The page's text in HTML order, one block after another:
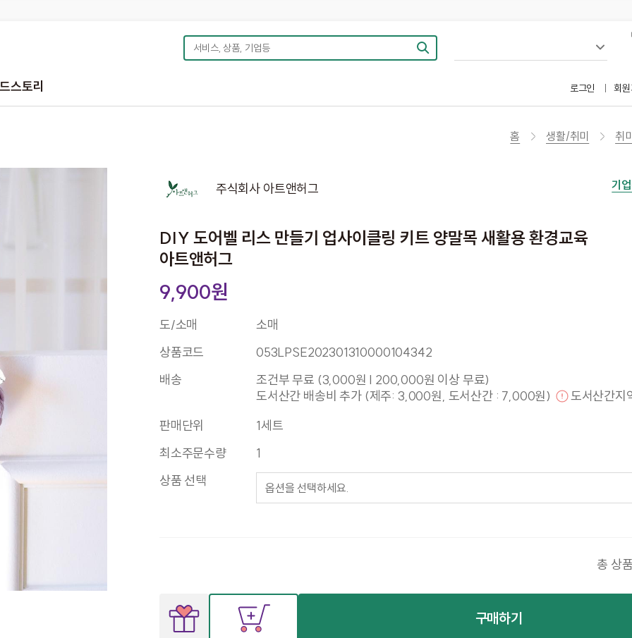
스토리 로그인 회
홈 생활/취미 취
주식회사 아트앤허그 기
DIY 도어벨 리스 만들기 업사이클링 키트 양말목 새활용 환경교육
아트앤허그
9,900원
도/소매
소매
상품코드
053LPSE202301310000104342
배송
조건부 무료 (3,000원 | 200,000원 이상 무료)
도서산간 배송비 추가 (제주: 3,000원, 도서산간 : 7,000원)
도서산간지
판매단위
1세트
최소주문수량
1
상품 선택
옵션을 선택하세요.
총 상
구매하기